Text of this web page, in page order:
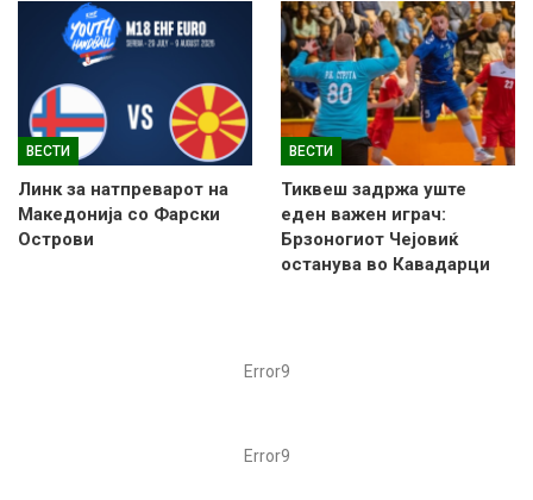
ВЕСТИ
Линк за натпреварот на
Македонија со Фарски
Острови
ВЕСТИ
Тиквеш задржа уште
еден важен играч:
Брзоногиот Чејовиќ
останува во Кавадарци
Error9
Error9